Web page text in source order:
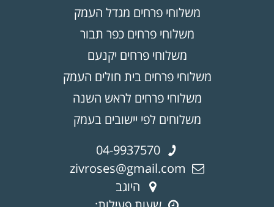
משלוחי פרחים מגדל העמק
משלוחי פרחים כפר תבור
משלוחי פרחים יקנעם
משלוחי פרחים בית חולים העמק
משלוחי פרחים לראש השנה
משלוחים לפי יישובים בעמק
04-9937570
zivroses@gmail.com
היוגב